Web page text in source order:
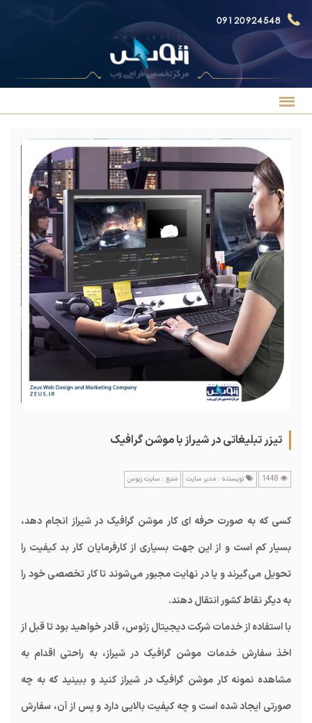
09120924548
تیزر تبلیغاتی در شیراز با موشن گرافیک
نویسنده : مدیر سایت منبع : سایت زیوس
کسی که به صورت حرفه ای کار موشن گرافیک در شیراز انجام دهد،
بسیار کم است و از این جهت بسیاری از کارفرمایان کار بد کیفیت را
تحویل می‌گیرند و یا در نهایت مجبور می‌شوند تا کار تخصصی خود را
به دیگر نقاط کشور انتقال دهند.
با استفاده از خدمات شرکت دیجیتال زئوس، قادر خواهید بود تا قبل از
اخذ سفارش خدمات موشن گرافیک در شیراز، به راحتی اقدام به
مشاهده نمونه کار موشن گرافیک در شیراز کنید و ببینید که به چه
صورتی ایجاد شده است و چه کیفیت بالایی دارد و پس از آن، سفارش